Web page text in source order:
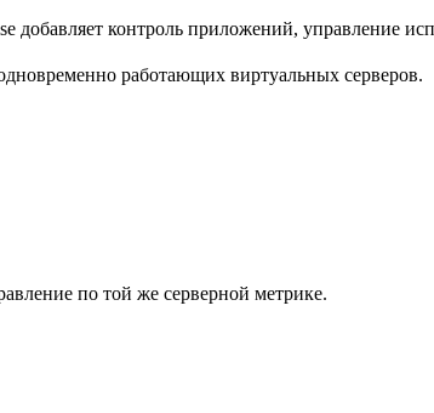
добавляет контроль приложений, управление
работающих виртуальных серверов.
по той же серверной метрике.